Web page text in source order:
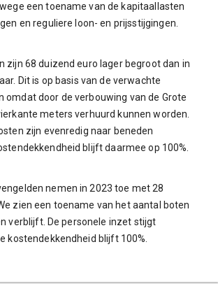
een toename van de kapitaallasten
en reguliere loon- en prijsstijgingen.
zijn 68 duizend euro lager begroot dan in
Dit is op basis van de verwachte
omdat door de verbouwing van de Grote
meters verhuurd kunnen worden.
zijn evenredig naar beneden
blijft daarmee op 100%.
nemen in 2023 toe met 28
zien een toename van het aantal boten
verblijft. De personele inzet stijgt
kostendekkendheid blijft 100%.